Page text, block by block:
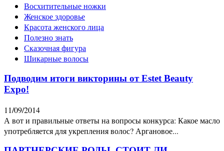
Восхитительные ножки
Женское здоровье
Красота женского лица
Полезно знать
Сказочная фигура
Шикарные волосы
Подводим итоги викторины от Estet Beauty
Expo!
11/09/2014
А вот и правильные ответы на вопросы конкурса: Какое масло
употребляется для укрепления волос? Аргановое...